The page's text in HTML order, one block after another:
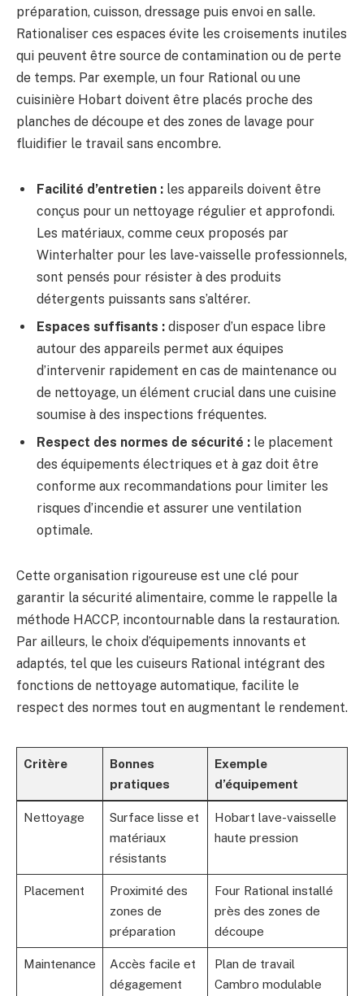
préparation, cuisson, dressage puis envoi en salle.
Rationaliser ces espaces évite les croisements inutiles
qui peuvent être source de contamination ou de perte
de temps. Par exemple, un four Rational ou une
cuisinière Hobart doivent être placés proche des
planches de découpe et des zones de lavage pour
fluidifier le travail sans encombre.
Facilité d’entretien : les appareils doivent être
conçus pour un nettoyage régulier et approfondi.
Les matériaux, comme ceux proposés par
Winterhalter pour les lave-vaisselle professionnels,
sont pensés pour résister à des produits
détergents puissants sans s’altérer.
Espaces suffisants : disposer d’un espace libre
autour des appareils permet aux équipes
d’intervenir rapidement en cas de maintenance ou
de nettoyage, un élément crucial dans une cuisine
soumise à des inspections fréquentes.
Respect des normes de sécurité : le placement
des équipements électriques et à gaz doit être
conforme aux recommandations pour limiter les
risques d’incendie et assurer une ventilation
optimale.
Cette organisation rigoureuse est une clé pour
garantir la sécurité alimentaire, comme le rappelle la
méthode HACCP, incontournable dans la restauration.
Par ailleurs, le choix d’équipements innovants et
adaptés, tel que les cuiseurs Rational intégrant des
fonctions de nettoyage automatique, facilite le
respect des normes tout en augmentant le rendement.
Critère
Bonnes
pratiques
Exemple
d’équipement
Nettoyage
Surface lisse et
matériaux
résistants
Hobart lave-vaisselle
haute pression
Placement
Proximité des
zones de
préparation
Four Rational installé
près des zones de
découpe
Maintenance
Accès facile et
dégagement
Plan de travail
Cambro modulable